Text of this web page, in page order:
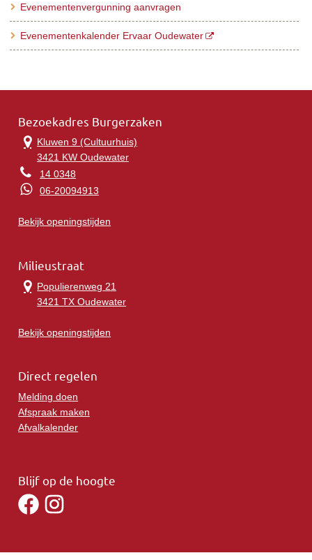
Evenementenvergunning aanvragen
Evenementenkalender Ervaar Oudewater
Bezoekadres Burgerzaken
Kluwen 9 (Cultuurhuis)
3421 KW Oudewater
14 0348
06-20094913
Bekijk openingstijden
Milieustraat
Populierenweg 21
3421 TX Oudewater
Bekijk openingstijden
Direct regelen
Melding doen
Afspraak maken
Afvalkalender
Blijf op de hoogte